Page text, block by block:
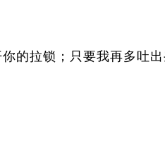
的拉锁；只要我再多吐